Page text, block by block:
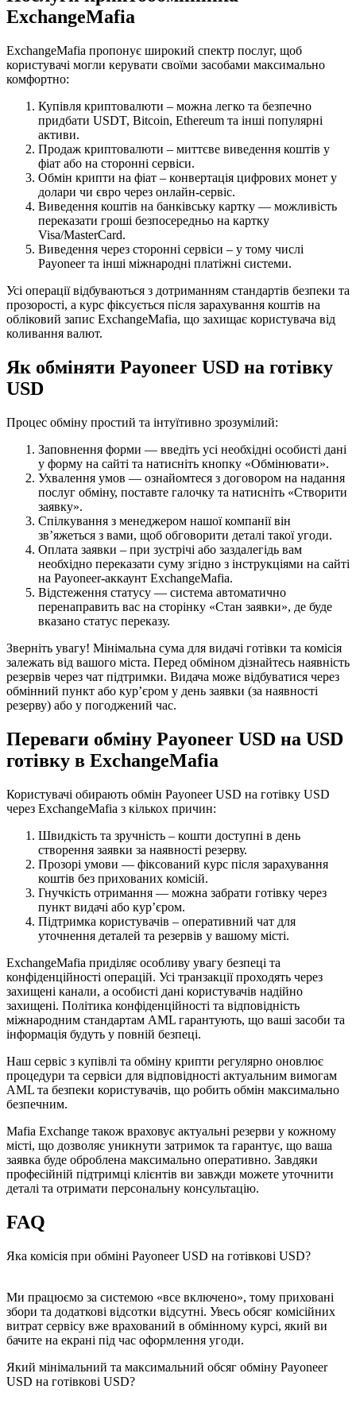
ExchangeMafia
ExchangeMafia пропонує широкий спектр послуг, щоб
користувачі могли керувати своїми засобами максимально
комфортно:
Купівля криптовалюти – можна легко та безпечно
придбати USDT, Bitcoin, Ethereum та інші популярні
активи.
Продаж криптовалюти – миттєве виведення коштів у
фіат або на сторонні сервіси.
Обмін крипти на фіат – конвертація цифрових монет у
долари чи євро через онлайн-сервіс.
Виведення коштів на банківську картку — можливість
переказати гроші безпосередньо на картку
Visa/MasterCard.
Виведення через сторонні сервіси – у тому числі
Payoneer та інші міжнародні платіжні системи.
Усі операції відбуваються з дотриманням стандартів безпеки та
прозорості, а курс фіксується після зарахування коштів на
обліковий запис ExchangeMafia, що захищає користувача від
коливання валют.
Як обміняти Payoneer USD на готівку
USD
Процес обміну простий та інтуїтивно зрозумілий:
Заповнення форми — введіть усі необхідні особисті дані
у форму на сайті та натисніть кнопку «Обмінювати».
Ухвалення умов — ознайомтеся з договором на надання
послуг обміну, поставте галочку та натисніть «Створити
заявку».
Спілкування з менеджером нашої компанії він
зв’яжеться з вами, щоб обговорити деталі такої угоди.
Оплата заявки – при зустрічі або заздалегідь вам
необхідно переказати суму згідно з інструкціями на сайті
на Payoneer-аккаунт ExchangeMafia.
Відстеження статусу — система автоматично
перенаправить вас на сторінку «Стан заявки», де буде
вказано статус переказу.
Зверніть увагу! Мінімальна сума для видачі готівки та комісія
залежать від вашого міста. Перед обміном дізнайтесь наявність
резервів через чат підтримки. Видача може відбуватися через
обмінний пункт або кур’єром у день заявки (за наявності
резерву) або у погоджений час.
Переваги обміну Payoneer USD на USD
готівку в ExchangeMafia
Користувачі обирають обмін Payoneer USD на готівку USD
через ExchangeMafia з кількох причин:
Швидкість та зручність – кошти доступні в день
створення заявки за наявності резерву.
Прозорі умови — фіксований курс після зарахування
коштів без прихованих комісій.
Гнучкість отримання — можна забрати готівку через
пункт видачі або кур’єром.
Підтримка користувачів – оперативний чат для
уточнення деталей та резервів у вашому місті.
ExchangeMafia приділяє особливу увагу безпеці та
конфіденційності операцій. Усі транзакції проходять через
захищені канали, а особисті дані користувачів надійно
захищені. Політика конфіденційності та відповідність
міжнародним стандартам AML гарантують, що ваші засоби та
інформація будуть у повній безпеці.
Наш сервіс з купівлі та обміну крипти регулярно оновлює
процедури та сервіси для відповідності актуальним вимогам
AML та безпеки користувачів, що робить обмін максимально
безпечним.
Mafia Exchange також враховує актуальні резерви у кожному
місті, що дозволяє уникнути затримок та гарантує, що ваша
заявка буде оброблена максимально оперативно. Завдяки
професійній підтримці клієнтів ви завжди можете уточнити
деталі та отримати персональну консультацію.
FAQ
Яка комісія при обміні Payoneer USD на готівкові USD?
Ми працюємо за системою «все включено», тому приховані
збори та додаткові відсотки відсутні. Увесь обсяг комісійних
витрат сервісу вже врахований в обмінному курсі, який ви
бачите на екрані під час оформлення угоди.
Який мінімальний та максимальний обсяг обміну Payoneer
USD на готівкові USD?